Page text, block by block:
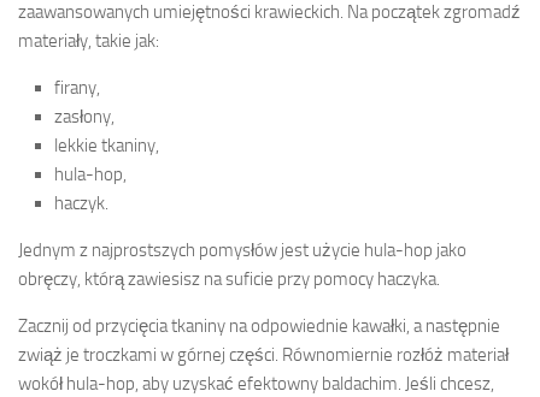
zaawansowanych umiejętności krawieckich. Na początek zgromadź
materiały, takie jak:
firany,
zasłony,
lekkie tkaniny,
hula-hop,
haczyk.
Jednym z najprostszych pomysłów jest użycie hula-hop jako
obręczy, którą zawiesisz na suficie przy pomocy haczyka.
Zacznij od przycięcia tkaniny na odpowiednie kawałki, a następnie
zwiąż je troczkami w górnej części. Równomiernie rozłóż materiał
wokół hula-hop, aby uzyskać efektowny baldachim. Jeśli chcesz,